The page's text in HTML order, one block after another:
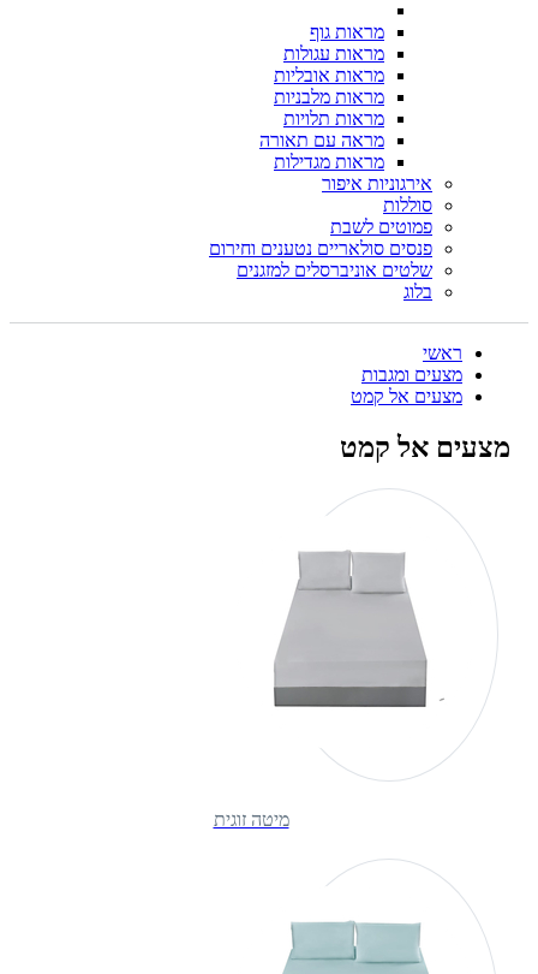
מראות גוף
מראות עגולות
מראות אובליות
מראות מלבניות
מראות תלויות
מראה עם תאורה
מראות מגדילות
אירגוניות איפור
סוללות
פמוטים לשבת
פנסים סולאריים נטענים וחירום
שלטים אוניברסלים למזגנים
בלוג
ראשי
מצעים ומגבות
מצעים אל קמט
מצעים אל קמט
מיטה זוגית